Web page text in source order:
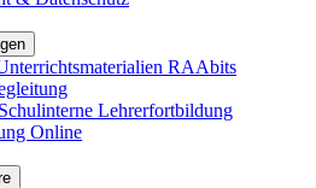
RAAbits
Lehrerfortbildung
Online